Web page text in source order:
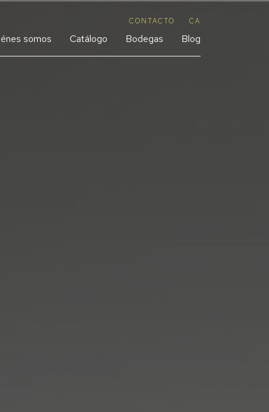
CONTACTO CA
somos Catálogo Bodegas Blog